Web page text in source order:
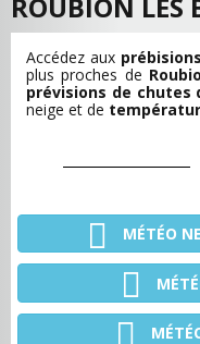
Accédez aux
plus proches de
prévisions de chutes
neige et de
MÉTÉO